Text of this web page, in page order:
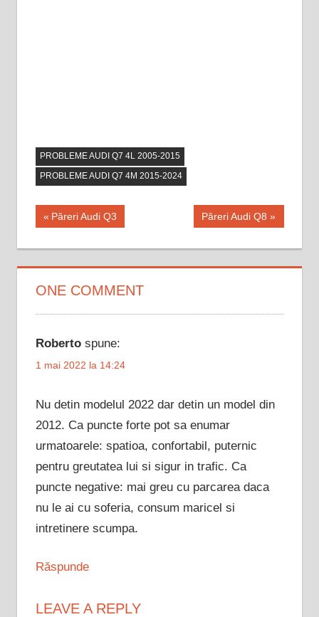
PROBLEME AUDI Q7 4L 2005-2015
PROBLEME AUDI Q7 4M 2015-2024
Navigare
în
articole
Previous
Păreri Audi Q3
Next
Păreri Audi Q8
ONE COMMENT
Roberto spune:
1 mai 2022 la 14:24
Nu detin modelul 2022 dar detin un model din
2012. Ca puncte forte pot sa enumar
urmatoarele: spatioa, confortabil, puternic
pentru greutatea lui si sigur in trafic. Ca
puncte negative: mai greu cu parcarea daca
nu le ai cu soferia, consum maricel si
intretinere scumpa.
Răspunde
LEAVE A REPLY